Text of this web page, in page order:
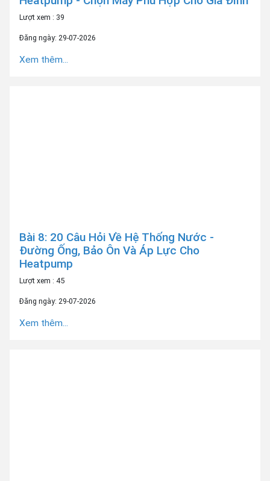
Lượt xem : 39
Đăng ngày: 29-07-2026
Xem thêm...
Bài 8: 20 Câu Hỏi Về Hệ Thống Nước -
Đường Ống, Bảo Ôn Và Áp Lực Cho
Heatpump
Lượt xem : 45
Đăng ngày: 29-07-2026
Xem thêm...